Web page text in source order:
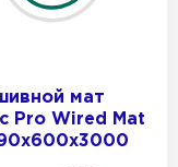
мат
Pro Wired Mat